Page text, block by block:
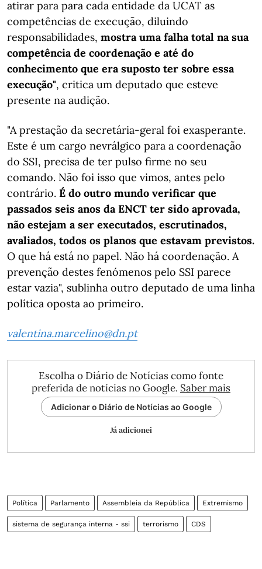
atirar para para cada entidade da UCAT as
competências de execução, diluindo
responsabilidades, mostra uma falha total na sua
competência de coordenação e até do
conhecimento que era suposto ter sobre essa
execução", critica um deputado que esteve
presente na audição.
"A prestação da secretária-geral foi exasperante.
Este é um cargo nevrálgico para a coordenação
do SSI, precisa de ter pulso firme no seu
comando. Não foi isso que vimos, antes pelo
contrário. É do outro mundo verificar que
passados seis anos da ENCT ter sido aprovada,
não estejam a ser executados, escrutinados,
avaliados, todos os planos que estavam previstos.
O que há está no papel. Não há coordenação. A
prevenção destes fenómenos pelo SSI parece
estar vazia", sublinha outro deputado de uma linha
política oposta ao primeiro.
valentina.marcelino@dn.pt
Escolha o Diário de Notícias como fonte
preferida de notícias no Google. Saber mais
Adicionar o Diário de Notícias ao Google
Já adicionei
Política Parlamento Assembleia da República Extremismo
sistema de segurança interna - ssi terrorismo CDS